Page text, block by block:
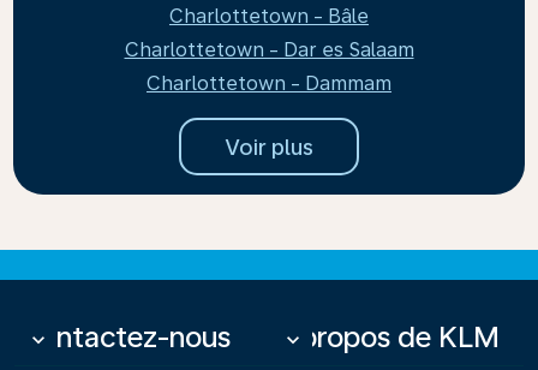
Charlottetown - Bâle
Charlottetown - Dar es Salaam
Charlottetown - Dammam
Voir plus
Contactez-nous
keyboard_arrow_down À propos de KLM
keyboard_arrow_down